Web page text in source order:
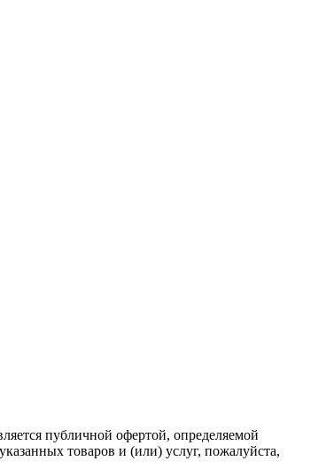
публичной офертой, определяемой
товаров и (или) услуг, пожалуйста,